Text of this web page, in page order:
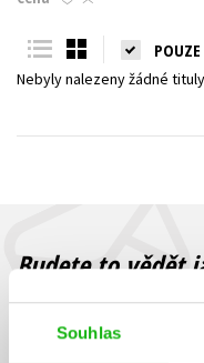
Souhlas
Young adult (SK)
Nebyly nalezeny žádné tituly
Budete to vědět
Zajímá Vás, jaký knižní hit
sleva, jaká běží soutěž o